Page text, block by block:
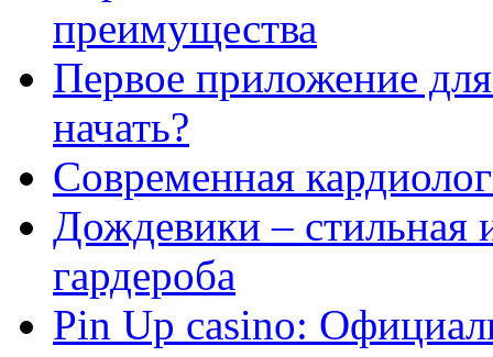
преимущества
Первое приложение
начать?
Современная
Дождевики – стильная
гардероба
Pin Up casino: